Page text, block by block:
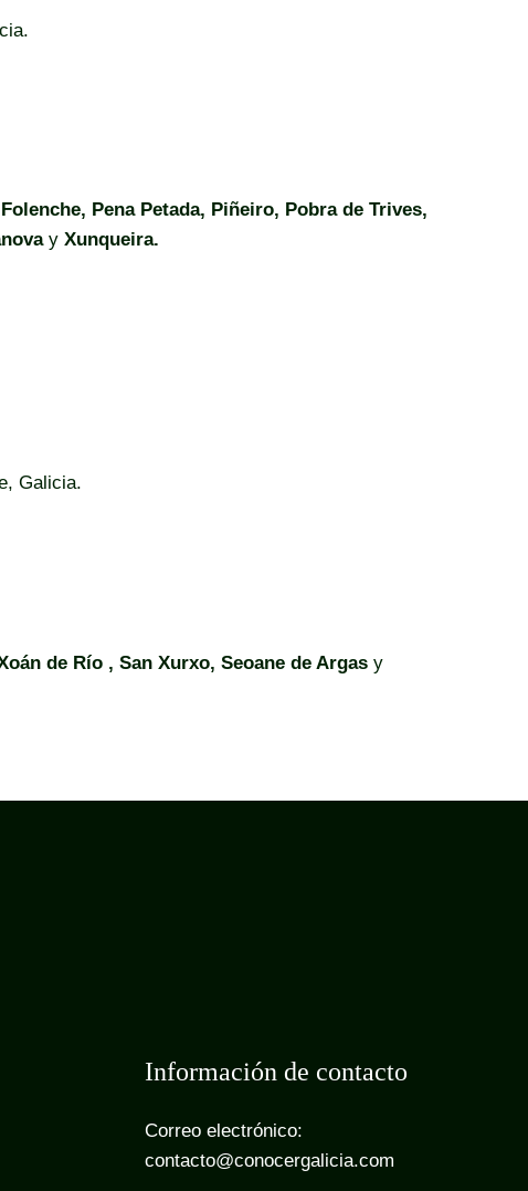
Pena Petada, Piñeiro, Pobra de Trives,
y Xunqueira.
Galicia.
de Río , San Xurxo, Seoane de Argas y
Información de contacto
Correo electrónico:
contacto@conocergalicia.com